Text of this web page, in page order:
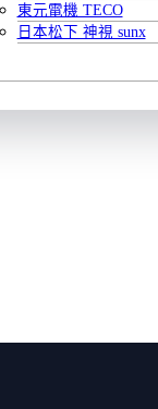
東元電機 TECO
日本松下 神視 sunx